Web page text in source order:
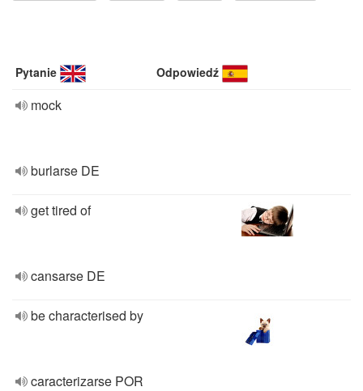
Pytanie Odpowiedź
mock
burlarse DE
get tired of
cansarse DE
be characterised by
caracterizarse POR